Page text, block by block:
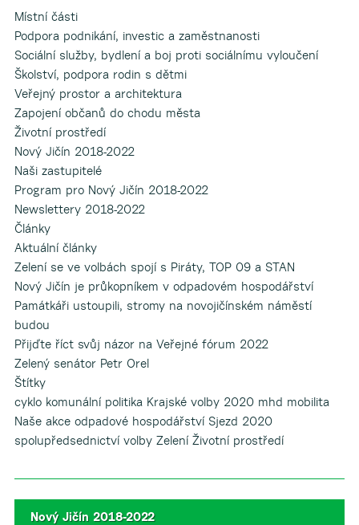
Místní části
Podpora podnikání, investic a zaměstnanosti
Sociální služby, bydlení a boj proti sociálnímu vyloučení
Školství, podpora rodin s dětmi
Veřejný prostor a architektura
Zapojení občanů do chodu města
Životní prostředí
Nový Jičín 2018-2022
Naši zastupitelé
Program pro Nový Jičín 2018-2022
Newslettery 2018-2022
Články
Aktuální články
Zelení se ve volbách spojí s Piráty, TOP 09 a STAN
Nový Jičín je průkopníkem v odpadovém hospodářství
Památkáři ustoupili, stromy na novojičínském náměstí
budou
Přijďte říct svůj názor na Veřejné fórum 2022
Zelený senátor Petr Orel
Štítky
cyklo komunální politika Krajské volby 2020 mhd mobilita
Naše akce odpadové hospodářství Sjezd 2020
spolupředsednictví volby Zelení Životní prostředí
Nový Jičín 2018-2022